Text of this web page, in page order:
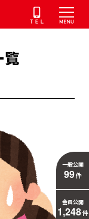
一般公開
99件
会員公開
1,248件